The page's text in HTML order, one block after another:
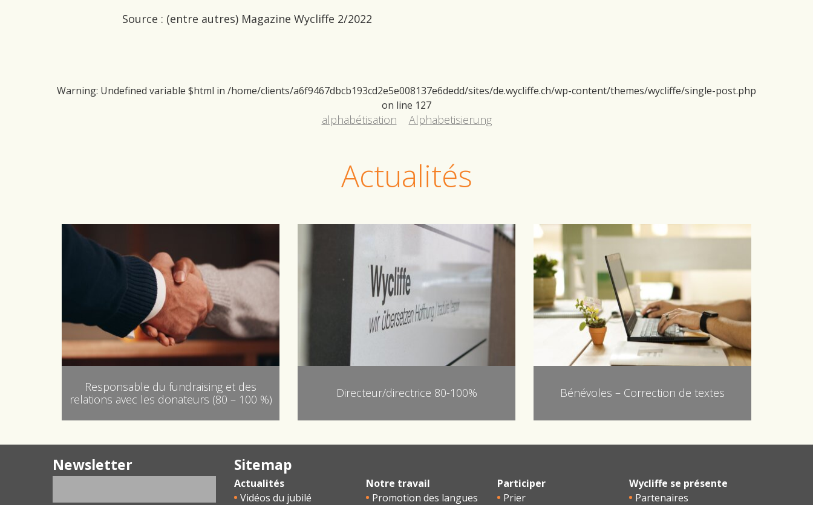
Source : (entre autres) Magazine Wycliffe 2/2022
Warning: Undefined variable $html in /home/clients/a6f9467dbcb193cd2e5e008137e6dedd/sites/de.wycliffe.ch/wp-content/themes/wycliffe/single-post.php
on line 127
alphabétisation Alphabetisierung
Actualités
Responsable du fundraising et des
relations avec les donateurs (80 – 100 %)
Directeur/directrice 80-100% Bénévoles – Correction de textes
Newsletter Sitemap
Actualités
Vidéos du jubilé
Notre travail
Promotion des langues
Participer
Prier
Wycliffe se présente
Partenaires